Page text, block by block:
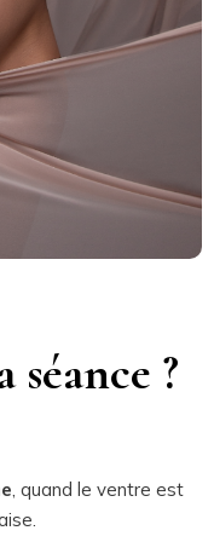
?
, quand le ventre est